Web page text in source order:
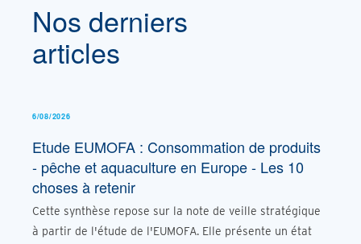
Nos derniers
articles
6/08/2026
Etude EUMOFA : Consommation de produits
- pêche et aquaculture en Europe - Les 10
choses à retenir
Cette synthèse repose sur la note de veille stratégique
à partir de l'étude de l'EUMOFA. Elle présente un état